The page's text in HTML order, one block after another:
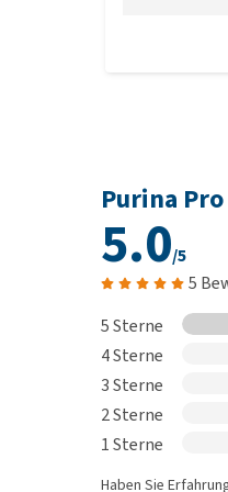
Purina
5.0/5
5
5 Sterne
4 Sterne
3 Sterne
2 Sterne
1 Sterne
Haben Sie